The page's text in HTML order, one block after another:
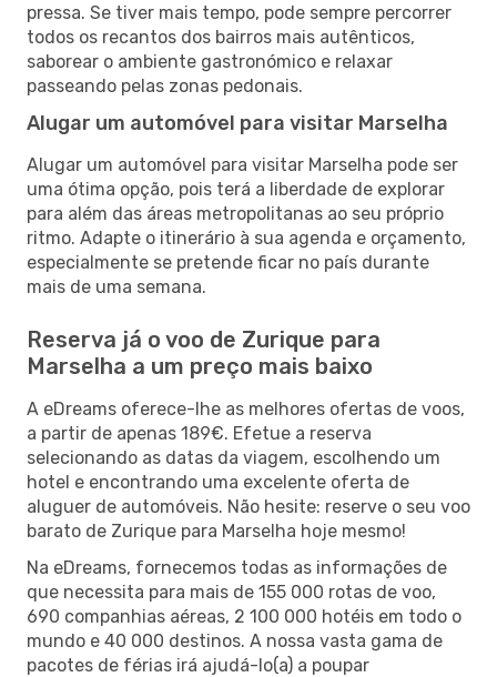
pressa. Se tiver mais tempo, pode sempre percorrer
todos os recantos dos bairros mais autênticos,
saborear o ambiente gastronómico e relaxar
passeando pelas zonas pedonais.
Alugar um automóvel para visitar Marselha
Alugar um automóvel para visitar Marselha pode ser
uma ótima opção, pois terá a liberdade de explorar
para além das áreas metropolitanas ao seu próprio
ritmo. Adapte o itinerário à sua agenda e orçamento,
especialmente se pretende ficar no país durante
mais de uma semana.
Reserva já o voo de Zurique para
Marselha a um preço mais baixo
A eDreams oferece-lhe as melhores ofertas de voos,
a partir de apenas 189€. Efetue a reserva
selecionando as datas da viagem, escolhendo um
hotel e encontrando uma excelente oferta de
aluguer de automóveis. Não hesite: reserve o seu voo
barato de Zurique para Marselha hoje mesmo!
Na eDreams, fornecemos todas as informações de
que necessita para mais de 155 000 rotas de voo,
690 companhias aéreas, 2 100 000 hotéis em todo o
mundo e 40 000 destinos. A nossa vasta gama de
pacotes de férias irá ajudá-lo(a) a poupar